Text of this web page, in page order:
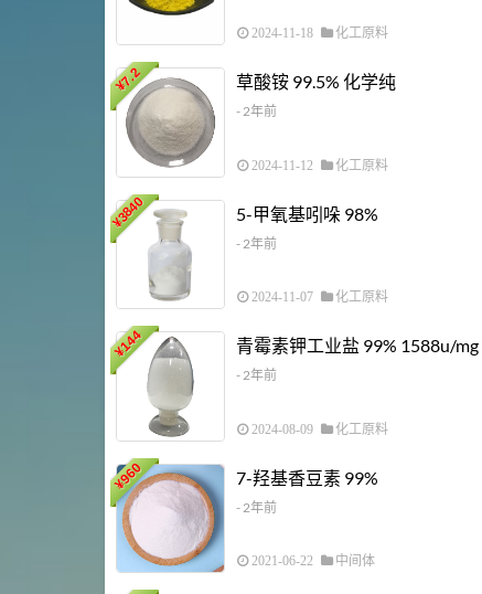
2024-11-18 化工原料
¥
7.2 草酸铵 99.5% 化学纯
- 2年前
2024-11-12 化工原料
¥
3840 5-甲氧基吲哚 98%
- 2年前
2024-11-07 化工原料
¥
144 青霉素钾工业盐 99% 1588u/mg
- 2年前
2024-08-09 化工原料
¥
960 7-羟基香豆素 99%
- 2年前
2021-06-22 中间体